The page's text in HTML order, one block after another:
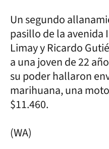
Un segundo
pasillo de la avenida
Limay y Ricardo
a una joven de 22
su poder hallaron
marihuana, una
$11.460.
(WA)